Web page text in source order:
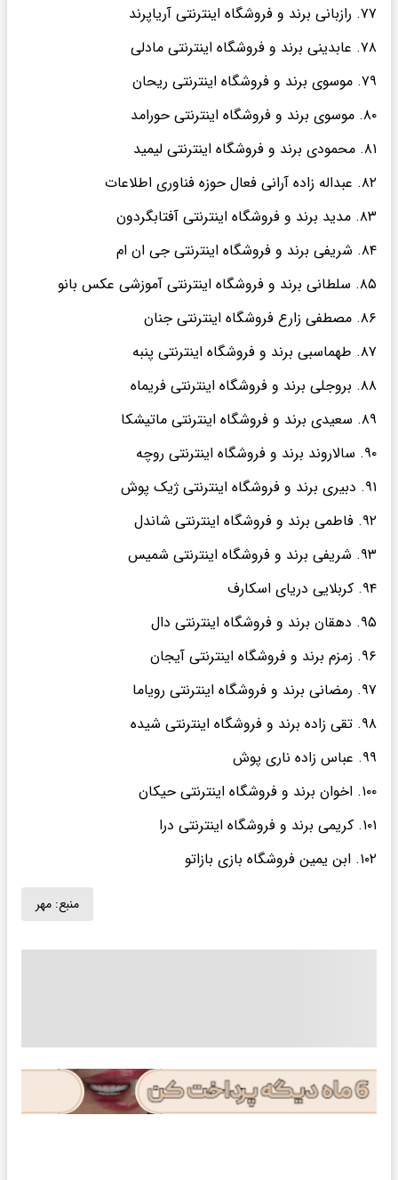
۷۷. رازبانی برند و فروشگاه اینترنتی آریاپرند
۷۸. عابدینی برند و فروشگاه اینترنتی مادلی
۷۹. موسوی برند و فروشگاه اینترنتی ریحان
۸۰. موسوی برند و فروشگاه اینترنتی حورامد
۸۱. محمودی برند و فروشگاه اینترنتی لیمید
۸۲. عبداله زاده آرانی فعال حوزه فناوری اطلاعات
۸۳. مدید برند و فروشگاه اینترنتی آفتابگردون
۸۴. شریفی برند و فروشگاه اینترنتی جی ان ام
۸۵. سلطانی برند و فروشگاه اینترنتی آموزشی عکس بانو
۸۶. مصطفی زارع فروشگاه اینترنتی جنان
۸۷. طهماسبی برند و فروشگاه اینترنتی پنبه
۸۸. بروجلی برند و فروشگاه اینترنتی فریماه
۸۹. سعیدی برند و فروشگاه اینترنتی ماتیشکا
۹۰. سالاروند برند و فروشگاه اینترنتی روچه
۹۱. دبیری برند و فروشگاه اینترنتی ژیک پوش
۹۲. فاطمی برند و فروشگاه اینترنتی شاندل
۹۳. شریفی برند و فروشگاه اینترنتی شمیس
۹۴. کربلایی دریای اسکارف
۹۵. دهقان برند و فروشگاه اینترنتی دال
۹۶. زمزم برند و فروشگاه اینترنتی آیجان
۹۷. رمضانی برند و فروشگاه اینترنتی رویاما
۹۸. تقی زاده برند و فروشگاه اینترنتی شیده
۹۹. عباس زاده ناری پوش
۱۰۰. اخوان برند و فروشگاه اینترنتی حیکان
۱۰۱. کریمی برند و فروشگاه اینترنتی درا
۱۰۲. ابن یمین فروشگاه بازی بازاتو
منبع: مهر